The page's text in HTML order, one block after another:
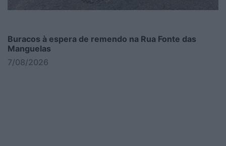
Buracos à espera de remendo na Rua Fonte das
Manguelas
7/08/2026